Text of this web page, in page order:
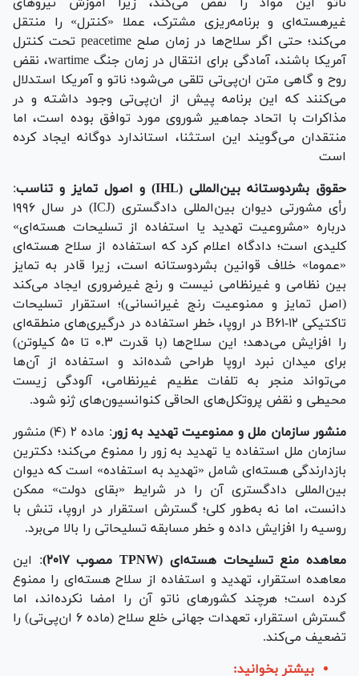
غیرهسته‌ای و برنامه‌ریزی مشترک، عملا «کنترل» را منتقل
می‌کند؛ حتی اگر سلاح‌ها در زمان صلح peacetime تحت کنترل
آمریکا باشند، آمادگی برای انتقال در زمان جنگ wartime، نقض
روح و گاهی متن ان‌پی‌تی تلقی می‌شود؛ ناتو و آمریکا استدلال
می‌کنند که این برنامه پیش از ان‌پی‌تی وجود داشته و در
مذاکرات با اتحاد جماهیر شوروی مورد توافق بوده است، اما
منتقدان می‌گویند این استثنا، استاندارد دوگانه ایجاد کرده
است
حقوق بشردوستانه بین‌المللی (IHL) و اصول تمایز و تناسب
:
رأی مشورتی دیوان بین‌المللی دادگستری (ICJ) در سال ۱۹۹۶
درباره «مشروعیت تهدید یا استفاده از تسلیحات هسته‌ای»
کلیدی است؛ دادگاه اعلام کرد که استفاده از سلاح هسته‌ای
«عموما» خلاف قوانین بشردوستانه است، زیرا قادر به تمایز
بین نظامی و غیرنظامی نیست و رنج غیرضروری ایجاد می‌کند
(اصل تمایز و ممنوعیت رنج غیرانسانی)؛ استقرار تسلیحات
تاکتیکی B۶۱-۱۲ در اروپا، خطر استفاده در درگیری‌های منطقه‌ای
را افزایش می‌دهد؛ این سلاح‌ها (با قدرت ۰.۳ تا ۵۰ کیلوتن)
برای میدان نبرد اروپا طراحی شده‌اند و استفاده از آن‌ها
می‌تواند منجر به تلفات عظیم غیرنظامی، آلودگی زیست
محیطی و نقض پروتکل‌های الحاقی کنوانسیون‌های ژنو شود.
منشور سازمان ملل و ممنوعیت تهدید به زور
: ماده ۲ (۴) منشور
سازمان ملل استفاده یا تهدید به زور را ممنوع می‌کند؛ دکترین
بازدارندگی هسته‌ای شامل «تهدید به استفاده» است که دیوان
بین‌المللی دادگستری آن را در شرایط «بقای دولت» ممکن
دانست، اما نه به‌طور کلی؛ گسترش استقرار در اروپا، تنش با
روسیه را افزایش داده و خطر مسابقه تسلیحاتی را بالا می‌برد.
معاهده منع تسلیحات هسته‌ای (TPNW مصوب ۲۰۱۷)
: این
معاهده استقرار، تهدید و استفاده از سلاح هسته‌ای را ممنوع
کرده است؛ هرچند کشور‌های ناتو آن را امضا نکرده‌اند، اما
گسترش استقرار، تعهدات جهانی خلع سلاح (ماده ۶ ان‌پی‌تی) را
تضعیف می‌کند.
بیشتر بخوانید: